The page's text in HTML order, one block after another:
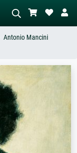
scène – ex. prairie verte,
beaucoup de rouge,
nu debout près d'un
arbre.
Antonio Mancini